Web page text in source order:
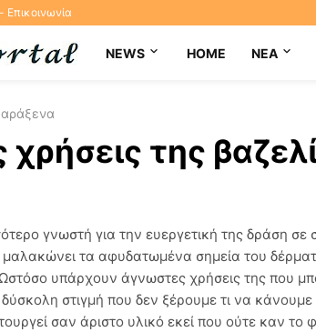
Επικοινωνία
NEWS HOME NEA
της
γνωστή για την ευεργετική της δράση σε
μαλακώνει τα αφυδατωμένα σημεία του
υπάρχουν άγνωστες χρήσεις της που
στιγμή που δεν ξέρουμε τι να
σαν άριστο υλικό εκεί που ούτε καν